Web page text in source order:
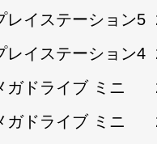
レイステーション5
レイステーション4
ガドライブ ミニ
ガドライブ ミニ